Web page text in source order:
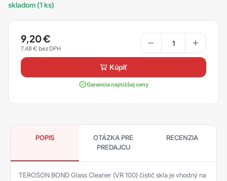
skladom (1 ks)
9,20€
7,48€
kúpiť
Garancia najnižšej ceny
POPIS
OTÁZKA PRE
PREDAJCU
RECENZIA
TEROSON BOND Glass Cleaner (VR 100) čistič skla je vhodný na